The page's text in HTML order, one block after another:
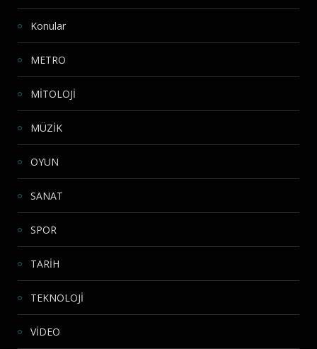
Konular
METRO
MİTOLOJİ
MÜZİK
OYUN
SANAT
SPOR
TARİH
TEKNOLOJİ
VİDEO